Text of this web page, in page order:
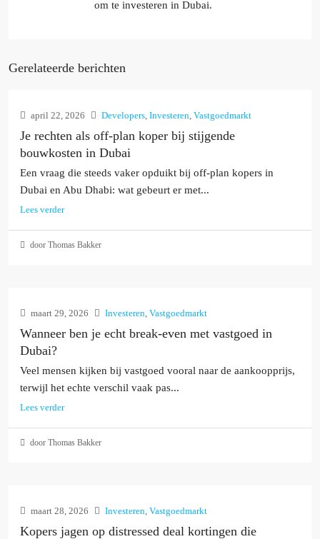
om te investeren in Dubai.
Gerelateerde berichten
april 22, 2026 Developers, Investeren, Vastgoedmarkt
Je rechten als off-plan koper bij stijgende
bouwkosten in Dubai
Een vraag die steeds vaker opduikt bij off-plan kopers in
Dubai en Abu Dhabi: wat gebeurt er met...
Lees verder
door Thomas Bakker
maart 29, 2026 Investeren, Vastgoedmarkt
Wanneer ben je echt break-even met vastgoed in
Dubai?
Veel mensen kijken bij vastgoed vooral naar de aankoopprijs,
terwijl het echte verschil vaak pas...
Lees verder
door Thomas Bakker
maart 28, 2026 Investeren, Vastgoedmarkt
Kopers jagen op distressed deal kortingen die